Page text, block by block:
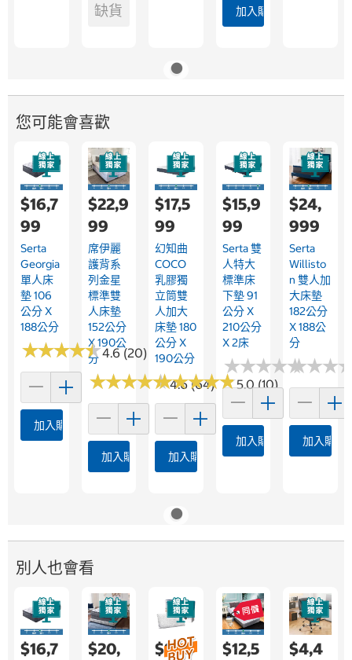
缺貨 加入購物車
您可能會喜歡
$16,7
99
Serta
Georgia
單人床
墊 106
公分 X
188公分
★★★★★
★★★★★4.6 (20)
加入購物車
$22,9
99
席伊麗
護背系
列金星
標準雙
人床墊
152公分
X 190公
分
★★★★★
★★★★★4.6 (64)
加入購物車
$17,5
99
幻知曲
COCO
乳膠獨
立筒雙
人加大
床墊 180
公分 X
190公分
★★★★★
★★★★★5.0 (10)
加入購物車
$15,9
99
Serta 雙
人特大
標準床
下墊 91
公分 X
210公分
X 2床
★★★★★
★★★★★
加入購物車
$24,
999
Serta
Willisto
N 雙人加
大床墊
182公分
X 188公
分
★★★
★★★
加入購物
別人也會看
$16,7
$20,
$999
$12,5
$4,4